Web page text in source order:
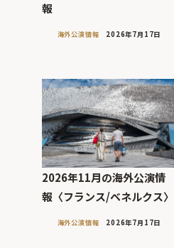
報
海外公演情報 2026年7月17日
2026年11月の海外公演情
報〈フランス/ベネルクス〉
海外公演情報 2026年7月17日